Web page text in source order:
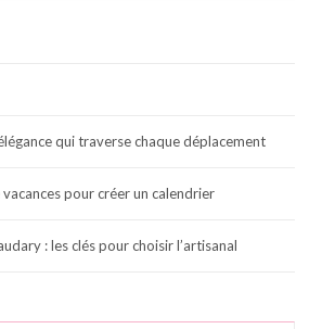
qui traverse chaque déplacement
pour créer un calendrier
: les clés pour choisir l’artisanal